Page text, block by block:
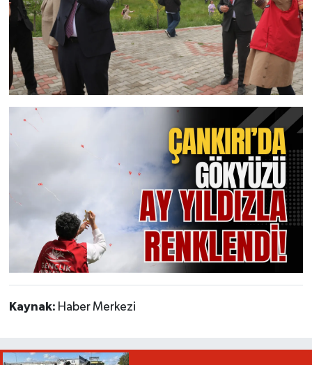
Kaynak: Haber Merkezi